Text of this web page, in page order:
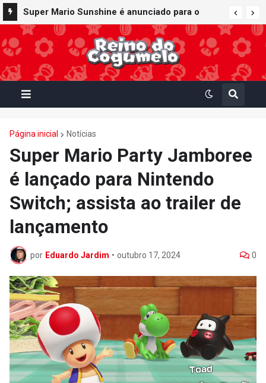
Super Mario Sunshine é anunciado para o
Nintendo GameCube - Nintendo Classics do
Nintendo Switch Online
Página inicial Notícias
Super Mario Party Jamboree
é lançado para Nintendo
Switch; assista ao trailer de
lançamento
por Eduardo Jardim • outubro 17, 2024 0